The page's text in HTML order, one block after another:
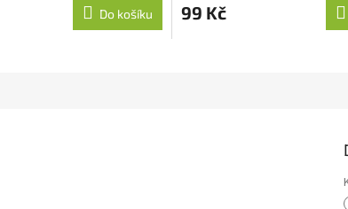
Do košíku 99 Kč